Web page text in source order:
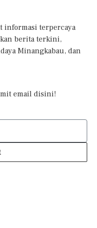
informasi terpercaya
berita terkini,
Minangkabau, dan
email disini!